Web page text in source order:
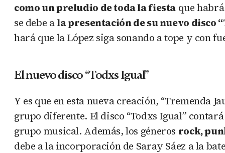
como un preludio de toda la fiesta que
se debe ala presentación de su nuevo disco
hará que la López siga sonando a tope y con
El nuevo disco “Todxs Igual”
Y es que en esta nueva creación, “Tremenda
grupo diferente. El disco “Todxs Igual”
grupo musical. Además, los géneros rock,
debe a la incorporación de Saray Sáez a la